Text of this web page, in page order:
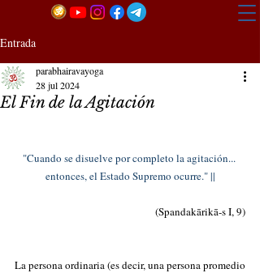
Entrada
El Fin de la Agitación
parabhairavayoga
28 jul 2024
"Cuando se disuelve por completo la agitación...
entonces, el Estado Supremo ocurre." ||
(Spandakārikā-s I, 9)
La persona ordinaria (es decir, una persona promedio